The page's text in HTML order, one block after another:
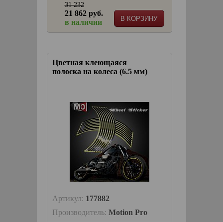
В КОРЗИНУ
31 232
21 862 руб.
в наличии
Цветная клеющаяся
полоска на колеса (6.5 мм)
Артикул: 177882
Производитель: Motion Pro